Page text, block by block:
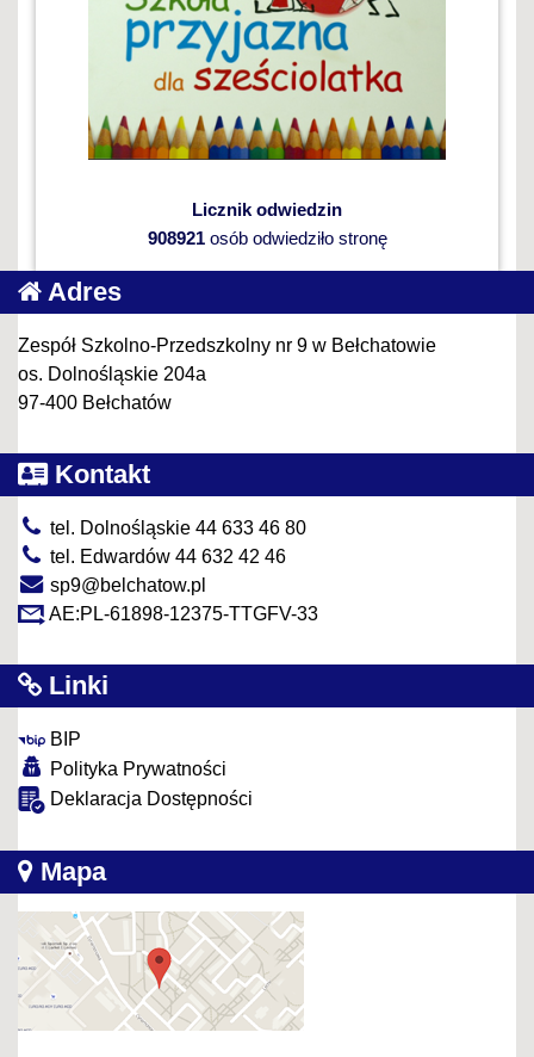
Licznik odwiedzin
908921osób odwiedziło stronę
Adres
Zespół Szkolno-Przedszkolny nr 9 w Bełchatowie
os. Dolnośląskie 204a
97-400 Bełchatów
Kontakt
tel. Dolnośląskie 44 633 46 80
tel. Edwardów 44 632 42 46
sp9@belchatow.pl
AE:PL-61898-12375-TTGFV-33
Linki
BIP
Polityka Prywatności
Deklaracja Dostępności
Mapa